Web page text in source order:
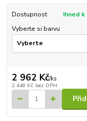
Dostupnost
Ihned
Vyberte si barvu
2 962 Kč/ks
2 448 Kč bez DPH